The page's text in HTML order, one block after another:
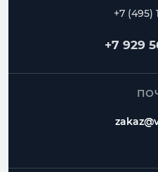
+7 (495)
+7 929